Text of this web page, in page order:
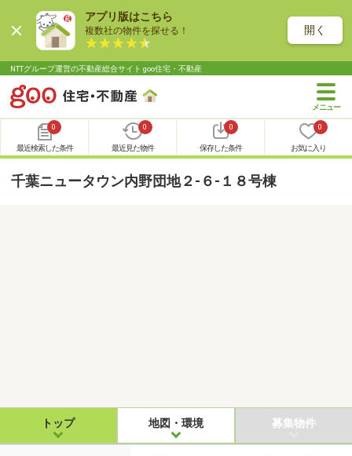
アプリ版はこちら
複数社の物件を探せる！ 開く
NTTグループ運営の不動産総合サイト goo住宅・不動産
0
最近検索した条件
0
最近見た物件
0
保存した条件
0
お気に入り
千葉ニュータウン内野団地２-６-１８号棟
トップ 地図・環境 募集物件